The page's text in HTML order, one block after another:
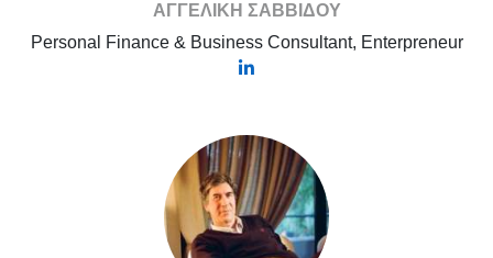
ΑΓΓΕΛΙΚΗ ΣΑΒΒΙΔΟΥ
Personal Finance & Business Consultant, Enterpreneur